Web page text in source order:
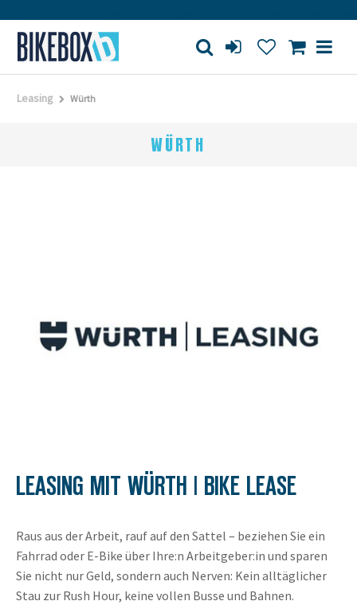
Leasing Würth
WÜRTH
LEASING MIT WÜRTH | BIKE LEASE
Raus aus der Arbeit, rauf auf den Sattel – beziehen Sie ein
Fahrrad oder E‑Bike über Ihre:n Arbeitgeber:in und sparen
Sie nicht nur Geld, sondern auch Nerven: Kein alltäglicher
Stau zur Rush Hour, keine vollen Busse und Bahnen.